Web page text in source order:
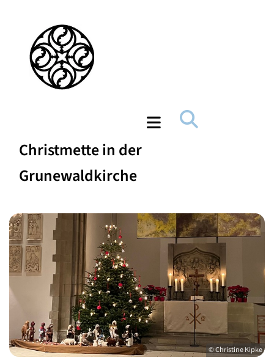
Christmette in der
Grunewaldkirche
© Christine Kipke